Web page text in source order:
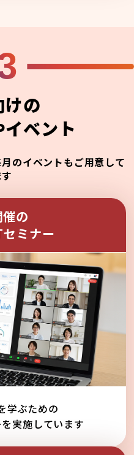
けの
ベント
のイベントもご用意して
の
ミナー
学ぶための
実施しています